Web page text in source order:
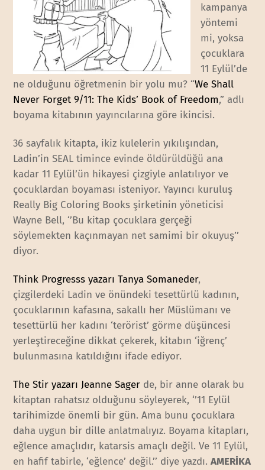
kampanya
yöntemi
mi, yoksa
çocuklara
11 Eylül’de
ne olduğunu öğretmenin bir yolu mu? “We Shall
Never Forget 9/11: The Kids’ Book of Freedom,” adlı
boyama kitabının yayıncılarına göre ikincisi.
36 sayfalık kitapta, ikiz kulelerin yıkılışından,
Ladin’in SEAL timince evinde öldürüldüğü ana
kadar 11 Eylül’ün hikayesi çizgiyle anlatılıyor ve
çocuklardan boyaması isteniyor. Yayıncı kuruluş
Really Big Coloring Books şirketinin yöneticisi
Wayne Bell, ‘’Bu kitap çocuklara gerçeği
söylemekten kaçınmayan net samimi bir okuyuş’’
diyor.
Think Progresss yazarı Tanya Somaneder,
çizgilerdeki Ladin ve önündeki tesettürlü kadının,
çocuklarının kafasına, sakallı her Müslümanı ve
tesettürlü her kadını ‘terörist’ görme düşüncesi
yerleştireceğine dikkat çekerek, kitabın ‘iğrenç’
bulunmasına katıldığını ifade ediyor.
The Stir yazarı Jeanne Sager de, bir anne olarak bu
kitaptan rahatsız olduğunu söyleyerek, ‘’11 Eylül
tarihimizde önemli bir gün. Ama bunu çocuklara
daha uygun bir dille anlatmalıyız. Boyama kitapları,
eğlence amaçlıdır, katarsis amaçlı değil. Ve 11 Eylül,
en hafif tabirle, ‘eğlence’ değil.’’ diye yazdı.AMERİKA